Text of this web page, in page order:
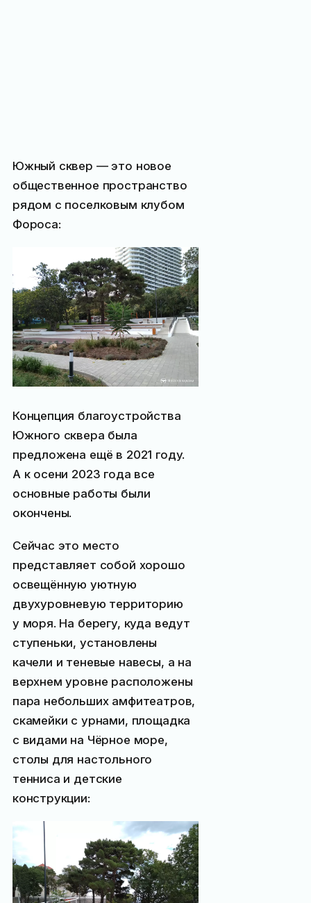
Южный сквер — это новое
общественное пространство
рядом с поселковым клубом
Фороса:
Концепция благоустройства
Южного сквера была
предложена ещё в 2021 году.
А к осени 2023 года все
основные работы были
окончены.
Сейчас это место
представляет собой хорошо
освещённую уютную
двухуровневую территорию
у моря. На берегу, куда ведут
ступеньки, установлены
качели и теневые навесы, а на
верхнем уровне расположены
пара небольших амфитеатров,
скамейки с урнами, площадка
с видами на Чёрное море,
столы для настольного
тенниса и детские
конструкции: